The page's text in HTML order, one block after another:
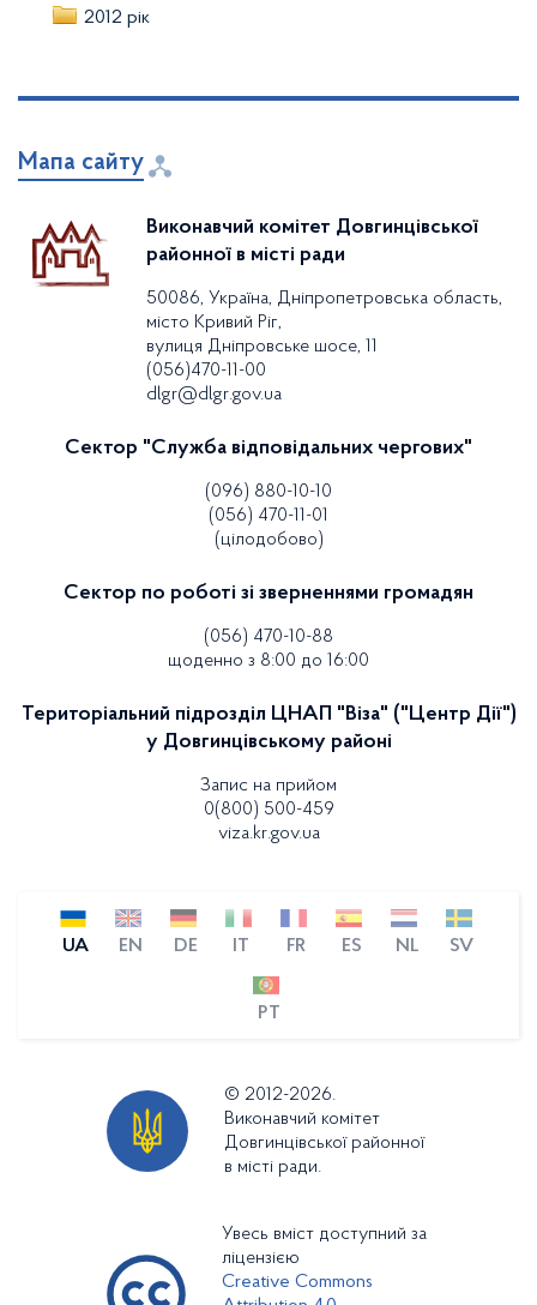
2012 рік
Мапа сайту
Виконавчий комітет Довгинцівської
районної в місті ради
50086, Україна, Дніпропетровська область,
місто Кривий Ріг,
вулиця Дніпровське шосе, 11
(056)470-11-00
dlgr@dlgr.gov.ua
Сектор "Служба відповідальних чергових"
(096) 880-10-10
(056) 470-11-01
(цілодобово)
Сектор по роботі зі зверненнями громадян
(056) 470-10-88
щоденно з 8:00 до 16:00
Територіальний підрозділ ЦНАП "Віза" ("Центр Дії")
у Довгинцівському районі
Запис на прийом
0(800) 500-459
viza.kr.gov.ua
UA EN DE IT FR ES NL SV
PT
© 2012-2026.
Виконавчий комітет
Довгинцівської районної
в місті ради.
Увесь вміст доступний за
ліцензією
Creative Commons